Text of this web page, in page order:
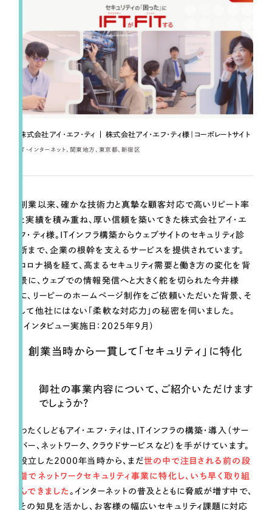
制作実績
全国1,400社以上の支援実績の中から実績の
一部をご紹介します
ブックマークしたサイト
すべて （624件）
コーポレート・企業サイト
ブランドサイト・サービスサイト （85件）
求人・採用サイト （61件）
ECサイト（オンラインショップ）
ポータルサイト・メディアサイト （39件）
キャンペーン・プロモーションサイト （12件）
ブランディング（ロゴ・印刷物）
その他 （1件）
お客様インタビュー
株式会社アイ・エフ・ティ | 株式会社アイ・エフ・ティ様｜コーポレートサイト
IT・インターネット 関東地方 東京都 新宿区
創業以来、確かな技術力と真摯な顧客対応で高いリピート率
と実績を積み重ね、厚い信頼を築いてきた株式会社アイ・エ
フ・ティ様。ITインフラ構築からウェブサイトのセキュリティ診
断まで、企業の根幹を支えるサービスを提供されています。
コロナ禍を経て、高まるセキュリティ需要と働き方の変化を背
景に、ウェブでの情報発信へと大きく舵を切られた今井様
に、リーピーのホームページ制作をご依頼いただいた背景、そ
して他社にはない「柔軟な対応力」の秘密を伺いました。
（インタビュー実施日：2025年9月）
創業当時から一貫して「セキュリティ」に特化
御社の事業内容について、ご紹介いただけます
でしょうか？
わたくしどもアイ・エフ・ティは、ITインフラの構築・導入（サー
バー、ネットワーク、クラウドサービスなど）を手がけています。
設立した2000年当時から、まだ世の中で注目される前の段
階でネットワークセキュリティ事業に特化し、いち早く取り組
んできました。インターネットの普及とともに脅威が増す中で、
その知見を活かし、お客様の幅広いセキュリティ課題に対応